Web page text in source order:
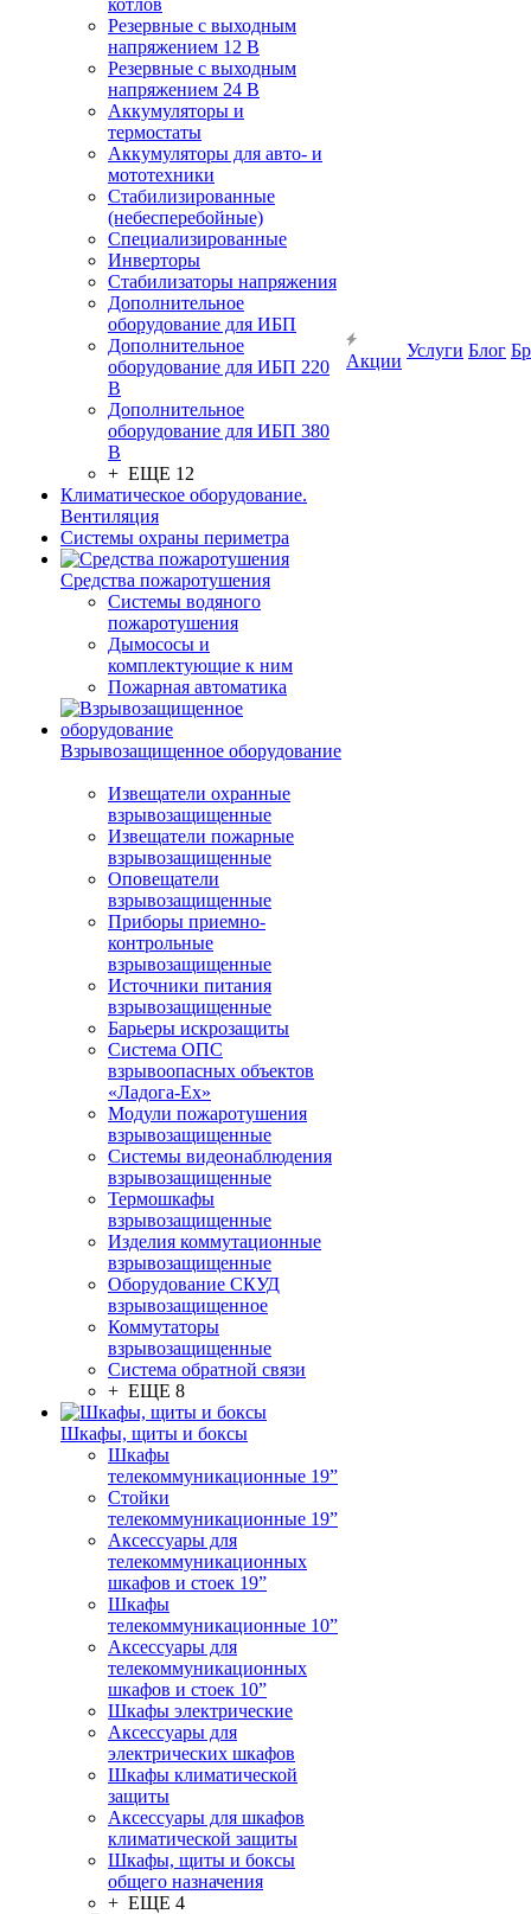
котлов
Резервные с выходным
напряжением 12 В
Резервные с выходным
напряжением 24 В
Аккумуляторы и
термостаты
Аккумуляторы для авто- и
мототехники
Стабилизированные
(небесперебойные)
Специализированные
Инверторы
Стабилизаторы напряжения
Дополнительное
оборудование для ИБП
Дополнительное
оборудование для ИБП 220
В
Дополнительное
оборудование для ИБП 380
В
+ ЕЩЕ 12
Климатическое оборудование.
Вентиляция
Системы охраны периметра
Средства пожаротушения
Системы водяного
пожаротушения
Дымососы и
комплектующие к ним
Пожарная автоматика
Взрывозащищенное оборудование
Извещатели охранные
взрывозащищенные
Извещатели пожарные
взрывозащищенные
Оповещатели
взрывозащищенные
Приборы приемно-
контрольные
взрывозащищенные
Источники питания
взрывозащищенные
Барьеры искрозащиты
Система ОПС
взрывоопасных объектов
«Ладога-Ex»
Модули пожаротушения
взрывозащищенные
Системы видеонаблюдения
взрывозащищенные
Термошкафы
взрывозащищенные
Изделия коммутационные
взрывозащищенные
Оборудование СКУД
взрывозащищенное
Коммутаторы
взрывозащищенные
Система обратной связи
+ ЕЩЕ 8
Шкафы, щиты и боксы
Шкафы
телекоммуникационные 19”
Стойки
телекоммуникационные 19”
Аксессуары для
телекоммуникационных
шкафов и стоек 19”
Шкафы
телекоммуникационные 10”
Аксессуары для
телекоммуникационных
шкафов и стоек 10”
Шкафы электрические
Аксессуары для
электрических шкафов
Шкафы климатической
защиты
Аксессуары для шкафов
климатической защиты
Шкафы, щиты и боксы
общего назначения
+ ЕЩЕ 4
Акции
Услуги Блог